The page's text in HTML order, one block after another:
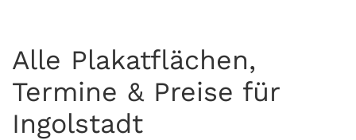
Alle Plakatflächen,
Termine & Preise für
Ingolstadt